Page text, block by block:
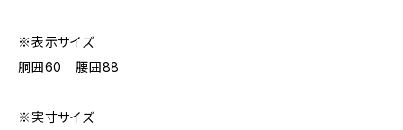
※表示サイズ
胴囲60 腰囲88
※実寸サイズ